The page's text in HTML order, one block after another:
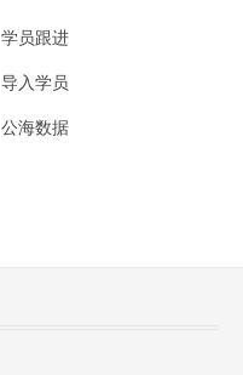
学员跟进
导入学员
公海数据